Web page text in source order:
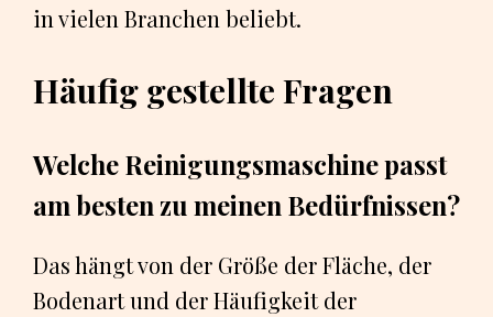
in vielen Branchen beliebt.
Häufig gestellte Fragen
Welche Reinigungsmaschine passt
am besten zu meinen Bedürfnissen?
Das hängt von der Größe der Fläche, der
Bodenart und der Häufigkeit der